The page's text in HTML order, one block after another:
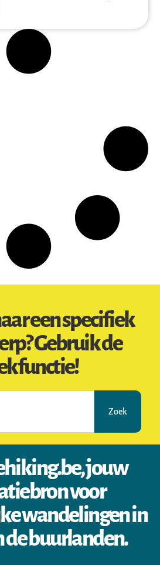
een specifiek
Gebruik de
Zoek
jouw
voor
wandelingen in
de buurlanden.